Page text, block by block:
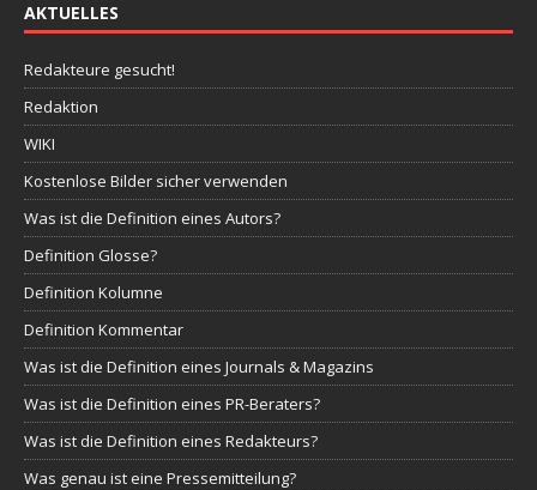
AKTUELLES
Redakteure gesucht!
Redaktion
WIKI
Kostenlose Bilder sicher verwenden
Was ist die Definition eines Autors?
Definition Glosse?
Definition Kolumne
Definition Kommentar
Was ist die Definition eines Journals & Magazins
Was ist die Definition eines PR-Beraters?
Was ist die Definition eines Redakteurs?
Was genau ist eine Pressemitteilung?